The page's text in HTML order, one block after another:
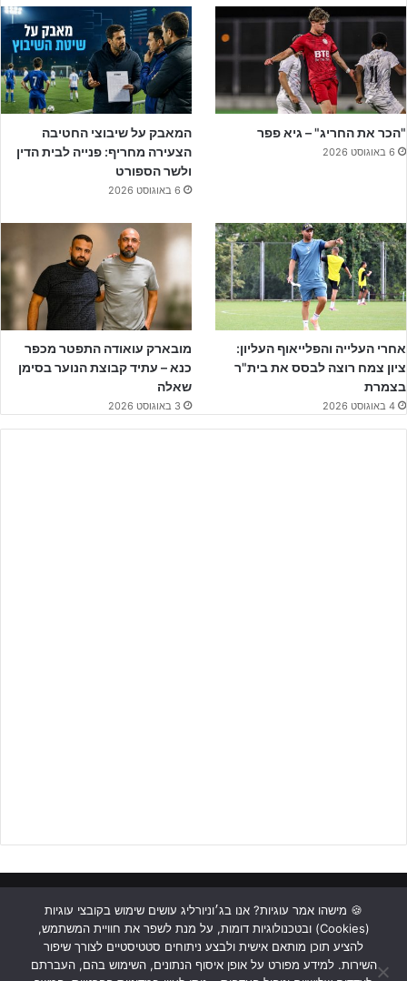
המדינה
ליגת נערים ב' על וליגת נערים ג' ארצית ייחלו ב-17 לאוגוסט, שאר הליגות
בשנתוני נערים ב' ונערים ג' ייחלו ב-7/9, שבוע קודם לכן (31/8) יתקיים
הסיבוב הראשון בגביע המדינה.
לקטלוג המלא – לחצו!!!
שנתוני ילדים א'-ג' ייחלו ב-26 לאוקטובר, שבוע קודם לכן (19/10)
"הכר את החריג" – גיא פפר
6 באוגוסט 2026
המאבק על שיבוצי החטיבה
הצעירה מחריף: פנייה לבית הדין
ולשר הספורט
6 באוגוסט 2026
אחרי העלייה והפלייאוף העליון:
ציון צמח רוצה לבסס את בית"ר
בצמרת
4 באוגוסט 2026
מובארק עואודה התפטר מכפר
כנא – עתיד קבוצת הנוער בסימן
שאלה
3 באוגוסט 2026
ראשי כתבות תכנים מקצועיים תנאי שימוש
מדיניות אבטחה
כתבו לנו
🍪 מישהו אמר עוגיות? אנו בג׳וניורליג עושים שימוש בקובצי עוגיות
(Cookies) ובטכנולוגיות דומות, על מנת לשפר את חוויית המשתמש,
להציע תוכן מותאם אישית ולבצע ניתוחים סטטיסטיים לצורך שיפור
השירות. למידע מפורט על אופן איסוף הנתונים, השימוש בהם, העברתם